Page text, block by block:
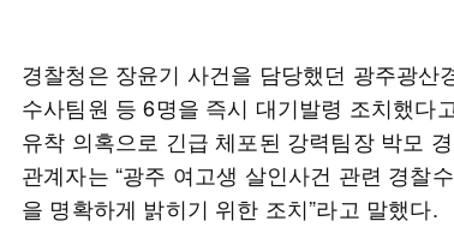
경찰청은 장윤기 사건을 담당했던 광주광산
수사팀원 등 6명을 즉시 대기발령 조치했다
유착 의혹으로 긴급 체포된 강력팀장 박모
관계자는 “광주 여고생 살인사건 관련 경찰
을 명확하게 밝히기 위한 조치”라고 말했다.